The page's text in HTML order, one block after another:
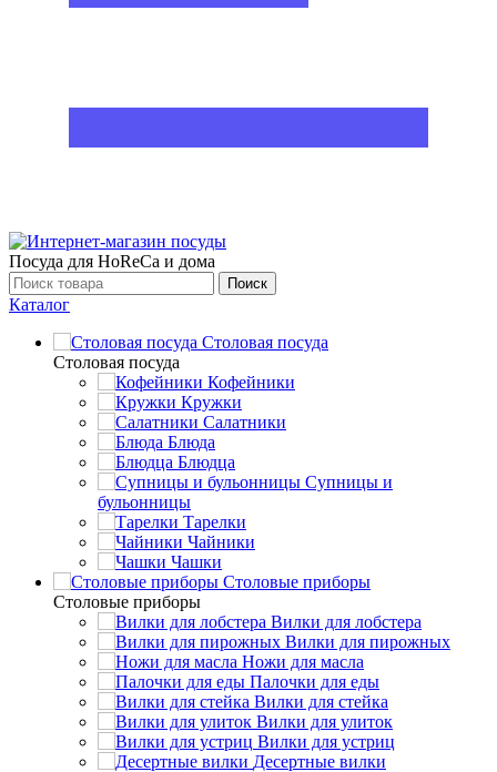
Посуда для HoReCa и дома
Поиск
Каталог
Столовая посуда
Столовая посуда
Кофейники
Кружки
Салатники
Блюда
Блюдца
Супницы и
бульонницы
Тарелки
Чайники
Чашки
Cтоловые приборы
Cтоловые приборы
Вилки для лобстера
Вилки для пирожных
Ножи для масла
Палочки для еды
Вилки для стейка
Вилки для улиток
Вилки для устриц
Десертные вилки